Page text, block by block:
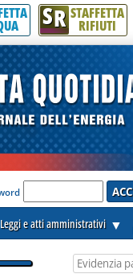
SR STAFFETTA
RIFIUTI
Leggi e atti amministrativi ▼